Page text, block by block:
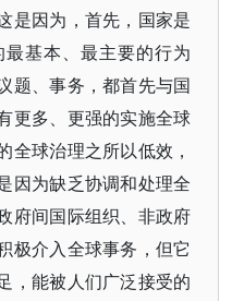
是因为，首先，国家是
基本、最主要的行为
题、事务，都首先与国
更多、更强的实施全球
全球治理之所以低效，
因为缺乏协调和处理全
府间国际组织、非政府
极介入全球事务，但它
，能被人们广泛接受的